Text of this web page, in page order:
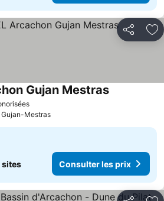
Partager
Gujan Mestras
Gujan-Mestras
sites Consulter les prix